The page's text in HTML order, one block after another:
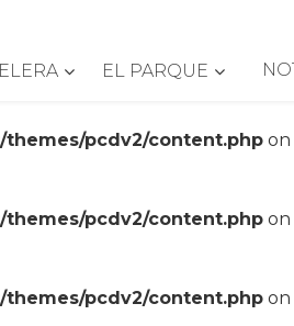
EL PARQUE
pcdv2/content.php on
pcdv2/content.php on
pcdv2/content.php on